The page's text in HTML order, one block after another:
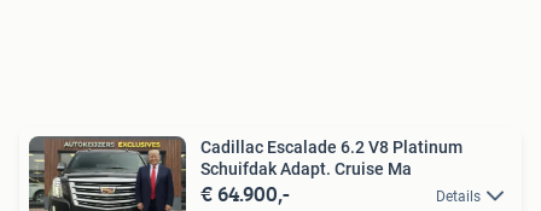
Cadillac Escalade 6.2 V8 Platinum
Schuifdak Adapt. Cruise Ma
€ 64.900,- Details